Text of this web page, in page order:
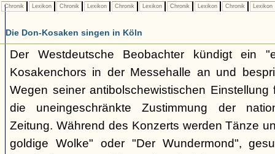
Chronik Lexikon Chronik Lexikon Chronik Lexikon Chronik Lexikon Chronik Lexikon
Die Don-Kosaken singen in Köln
Der Westdeutsche Beobachter kündigt ein
Kosakenchors in der Messehalle an und
Wegen seiner antibolschewistischen
die uneingeschränkte Zustimmung der
Zeitung. Während des Konzerts werden Tänze
goldige Wolke" oder "Der Wundermond",